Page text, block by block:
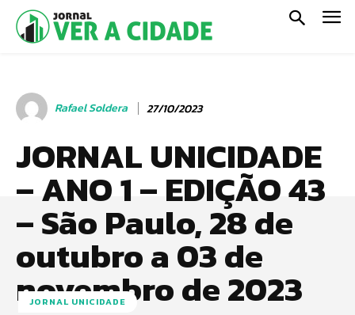
Rafael Soldera 27/10/2023
JORNAL UNICIDADE
– ANO 1 – EDIÇÃO 43
– São Paulo, 28 de
outubro a 03 de
novembro de 2023
JORNAL UNICIDADE